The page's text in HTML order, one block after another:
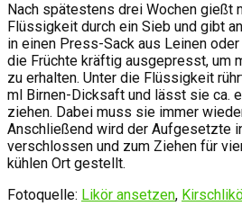
Nach spätestens drei Wochen gießt
Flüssigkeit durch ein Sieb und gibt
in einen Press-Sack aus Leinen
die Früchte kräftig ausgepresst, um
zu erhalten. Unter die Flüssigkeit
ml Birnen-Dicksaft und lässt sie ca.
ziehen. Dabei muss sie immer
Anschließend wird der Aufgesetzte
verschlossen und zum Ziehen für
kühlen Ort gestellt.
Fotoquelle: Likör ansetzen,